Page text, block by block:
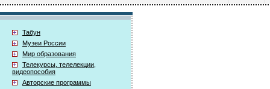
Табун
Музеи России
Мир образования
Телекурсы, телелекции,
видеопособия
Авторские программы